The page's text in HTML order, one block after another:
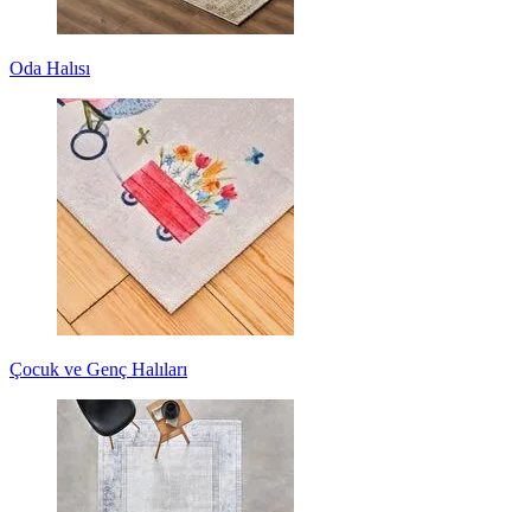
Oda Halısı
Çocuk ve Genç Halıları